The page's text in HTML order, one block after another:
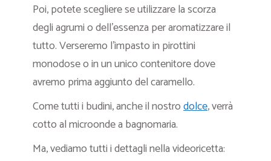
Poi, potete scegliere se utilizzare la scorza
degli agrumi o dell’essenza per aromatizzare il
tutto. Verseremo l’impasto in pirottini
monodose o in un unico contenitore dove
avremo prima aggiunto del caramello.
Come tutti i budini, anche il nostrodolce, verrà
cotto al microonde a bagnomaria.
Ma, vediamo tutti i dettagli nella videoricetta: